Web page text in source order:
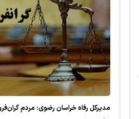
مدیرکل رفاه خراسان رضوی: مردم